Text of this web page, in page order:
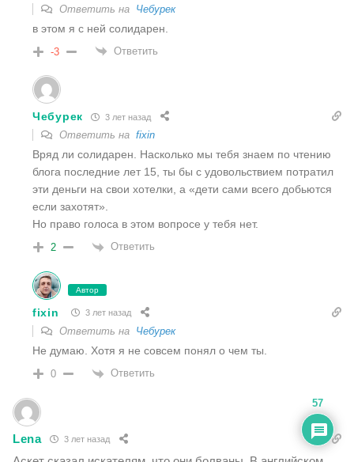
Ответить на Чебурек
в этом я с ней солидарен.
-3 Ответить
Чебурек 3 лет назад
Ответить на fixin
Вряд ли солидарен. Насколько мы тебя знаем по чтению
блога последние лет 15, ты бы с удовольствием потратил
эти деньги на свои хотелки, а «дети сами всего добьются
если захотят».
Но право голоса в этом вопросе у тебя нет.
2 Ответить
Автор
fixin 3 лет назад
Ответить на Чебурек
Не думаю. Хотя я не совсем понял о чем ты.
0 Ответить
Lena 3 лет назад
57